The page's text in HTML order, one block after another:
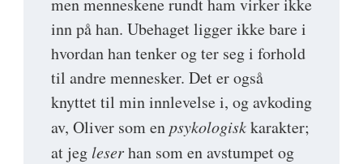
inn på han. Ubehaget ligger ikke bare i
hvordan han tenker og ter seg i forhold
til andre mennesker. Det er også
knyttet til min innlevelse i, og avkoding
av, Oliver som enpsykologiskkarakter;
at jeg leserhan som en avstumpet og